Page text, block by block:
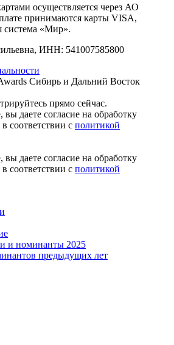
осуществляется через АО
принимаются карты VISA,
система «Мир».
ИНН: 541007585800
Сибирь и Дальний Восток
прямо сейчас.
даете согласие на обработку
соответствии с политикой
даете согласие на обработку
соответствии с политикой
и номинанты 2025
предыдущих лет